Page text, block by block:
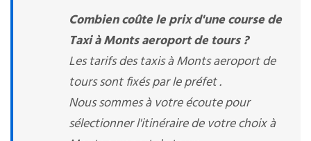
Combien coûte le prix d'une course de
Taxi à Monts aeroport de tours ?
Les tarifs des taxis à Monts aeroport de
tours sont fixés par le préfet .
Nous sommes à votre écoute pour
sélectionner l'itinéraire de votre choix à